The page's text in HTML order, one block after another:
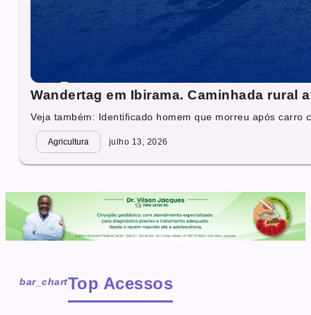
Wandertag em Ibirama. Caminhada rural
Veja também: Identificado homem que morreu após carro
Agricultura julho 13, 2026
bar_chartTop Acessos